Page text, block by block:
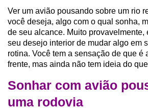
Ver um avião pousando sobre um rio
você deseja, algo com o qual sonha,
de seu alcance. Muito provavelmente,
seu desejo interior de mudar algo em
rotina. Você tem a sensação de que é
frente, mas ainda não tem ideia do
Sonhar com avião
uma rodovia